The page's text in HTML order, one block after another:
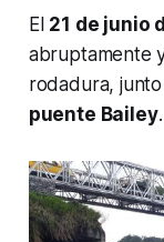
El 21 de junio
abruptamente
rodadura,
puente Bailey.